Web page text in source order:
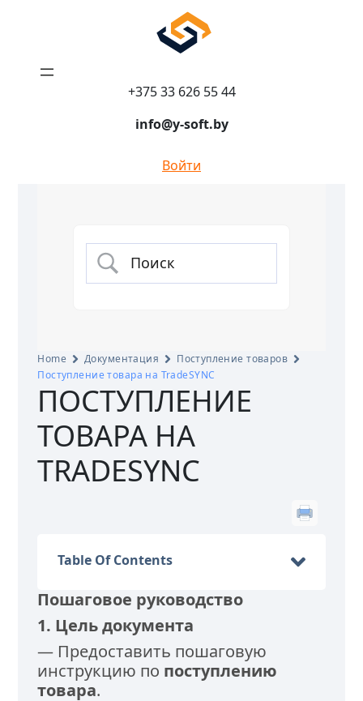
+375 33 626 55 44
info@y-soft.by
Войти
Home Документация
Поступление товаров
Поступление товара на TradeSYNC
ПОСТУПЛЕНИЕ
ТОВАРА НА
TRADESYNC
Table Of Contents
Пошаговое руководство
1. Цель документа
— Предоставить пошаговую
инструкцию по поступлению
товара.